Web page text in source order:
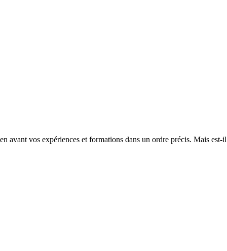
vos expériences et formations dans un ordre précis. Mais